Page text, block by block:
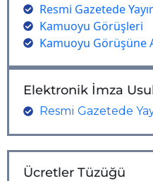
Resmi Gazetede
Kamuoyu Görüşleri
Kamuoyu Görüşüne
Elektronik İmza
Resmi Gazetede
Ücretler Tüzüğü